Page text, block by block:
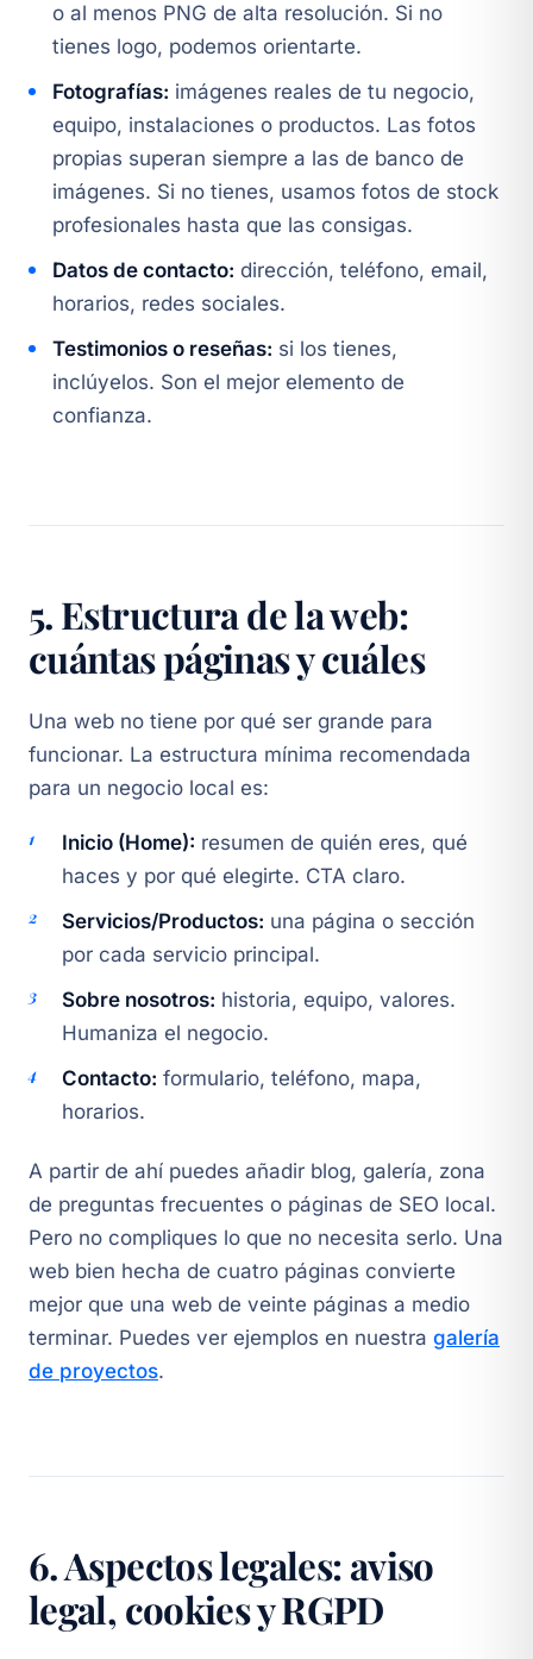
o al menos PNG de alta resolución. Si no
tienes logo, podemos orientarte.
Fotografías: imágenes reales de tu negocio,
equipo, instalaciones o productos. Las fotos
propias superan siempre a las de banco de
imágenes. Si no tienes, usamos fotos de stock
profesionales hasta que las consigas.
Datos de contacto: dirección, teléfono, email,
horarios, redes sociales.
Testimonios o reseñas: si los tienes,
inclúyelos. Son el mejor elemento de
confianza.
5. Estructura de la web:
cuántas páginas y cuáles
Una web no tiene por qué ser grande para
funcionar. La estructura mínima recomendada
para un negocio local es:
Inicio (Home): resumen de quién eres, qué
haces y por qué elegirte. CTA claro.
Servicios/Productos: una página o sección
por cada servicio principal.
Sobre nosotros: historia, equipo, valores.
Humaniza el negocio.
Contacto: formulario, teléfono, mapa,
horarios.
A partir de ahí puedes añadir blog, galería, zona
de preguntas frecuentes o páginas de SEO local.
Pero no compliques lo que no necesita serlo. Una
web bien hecha de cuatro páginas convierte
mejor que una web de veinte páginas a medio
terminar. Puedes ver ejemplos en nuestra galería
de proyectos.
6. Aspectos legales: aviso
legal, cookies y RGPD